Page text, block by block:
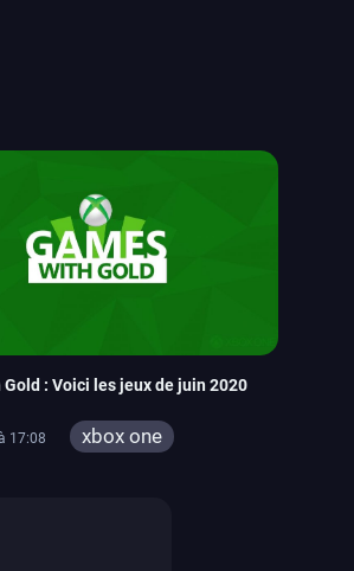
Gold : Voici les jeux de juin 2020
17:08
xbox one